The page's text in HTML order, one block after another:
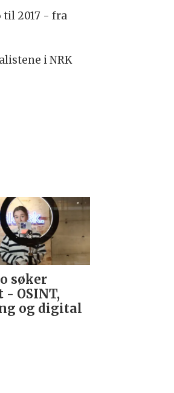
til 2017 - fra
i NRK
søker
OSINT,
og digital